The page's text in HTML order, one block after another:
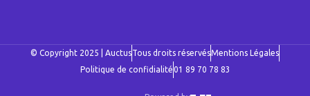
© Copyright 2025 | AuctusTous droits réservésMentions Légales
Politique de confidialité01 89 70 78 83